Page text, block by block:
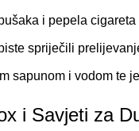
i pepela
spriječili
sapunom i vodom te
i Savjeti za